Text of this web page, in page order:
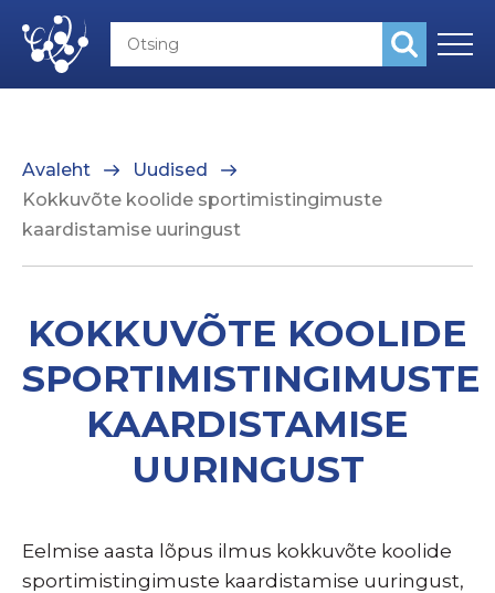
Avaleht
Uudised
Kokkuvõte koolide sportimistingimuste
kaardistamise uuringust
KOKKUVÕTE KOOLIDE
SPORTIMISTINGIMUSTE
KAARDISTAMISE
UURINGUST
Eelmise aasta lõpus ilmus kokkuvõte koolide
sportimistingimuste kaardistamise uuringust,